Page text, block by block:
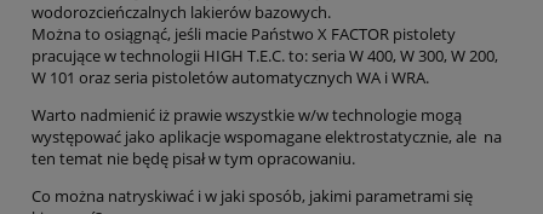
wodorozcieńczalnych lakierów bazowych.
Można to osiągnąć, jeśli macie Państwo X FACTOR pistolety
pracujące w technologii HIGH T.E.C. to: seria W 400, W 300, W 200,
W 101 oraz seria pistoletów automatycznych WA i WRA.
Warto nadmienić iż prawie wszystkie w/w technologie mogą
występować jako aplikacje wspomagane elektrostatycznie, ale na
ten temat nie będę pisał w tym opracowaniu.
Co można natryskiwać i w jaki sposób, jakimi parametrami się